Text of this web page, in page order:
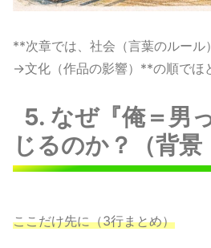
**次章では、社会（言葉のルール
→文化（作品の影響）**の順でほ
5. なぜ『俺＝男
じるのか？（背景
ここだけ先に（3行まとめ）